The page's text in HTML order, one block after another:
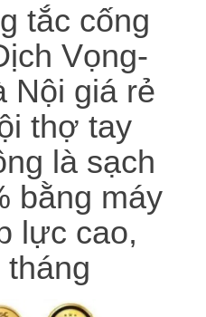
tắc cống
Vọng-
Nội giá rẻ
thợ tay
là sạch
bằng máy
lực cao,